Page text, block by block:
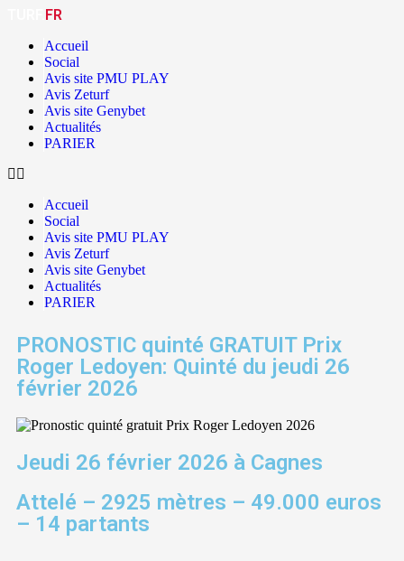
FR
Accueil
Social
Avis site PMU PLAY
Avis Zeturf
Avis site Genybet
Actualités
PARIER
Accueil
Social
Avis site PMU PLAY
Avis Zeturf
Avis site Genybet
Actualités
PARIER
PRONOSTIC quinté GRATUIT Prix
Roger Ledoyen: Quinté du jeudi 26
février 2026
Jeudi 26 février 2026 à Cagnes
Attelé – 2925 mètres – 49.000 euros
– 14 partants